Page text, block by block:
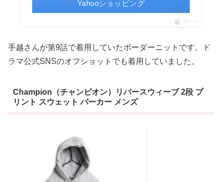
Yahooショッピング
ポチップ
手越さんが第9話で着用していたボーダーニットです。ド
ラマ公式SNSのオフショットでも着用していました。
Champion（チャンピオン）リバースウィーブ 2段 プ
リント スウェット パーカー メンズ